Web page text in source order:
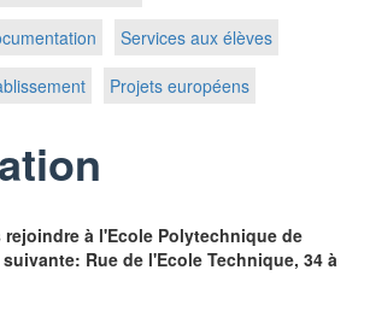
Services aux élèves
Projets européens
à l'Ecole Polytechnique de
Rue de l'Ecole Technique, 34 à